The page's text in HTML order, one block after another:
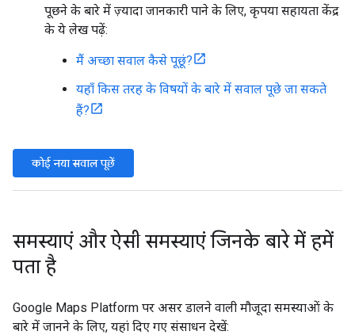
पूछने के बारे में ज़्यादा जानकारी पाने के लिए, कृपया सहायता केंद्र
के ये लेख पढ़ें:
मैं अच्छा सवाल कैसे पूछूं?
यहाँ किस तरह के विषयों के बारे में सवाल पूछे जा सकते
हैं?
कोई नया सवाल पूछें
समस्याएं और ऐसी समस्याएं जिनके बारे में हमें
पता है
Google Maps Platform पर असर डालने वाली मौजूदा समस्याओं के
बारे में जानने के लिए, यहां दिए गए संसाधन देखें: